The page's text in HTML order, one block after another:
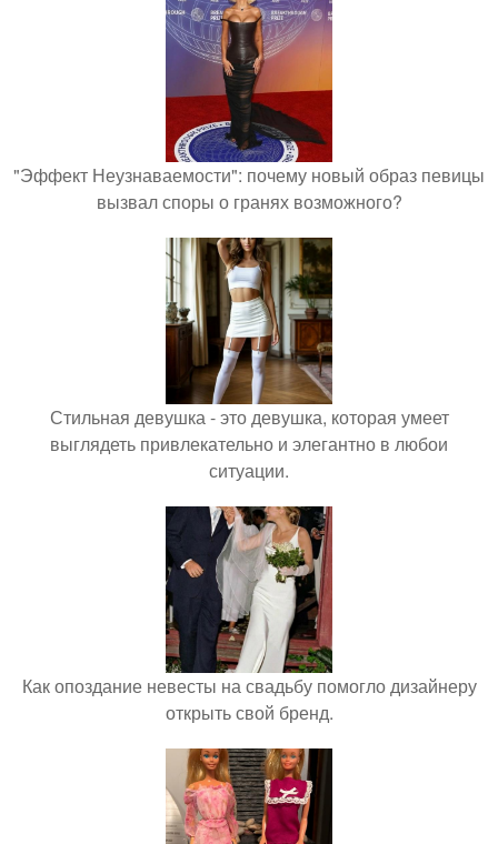
"Эффект Неузнаваемости": почему новый образ певицы
вызвал споры о гранях возможного?
Стильная девушка - это девушка, которая умеет
выглядеть привлекательно и элегантно в любои
ситуации.
Как опоздание невесты на свадьбу помогло дизайнеру
открыть свой бренд.